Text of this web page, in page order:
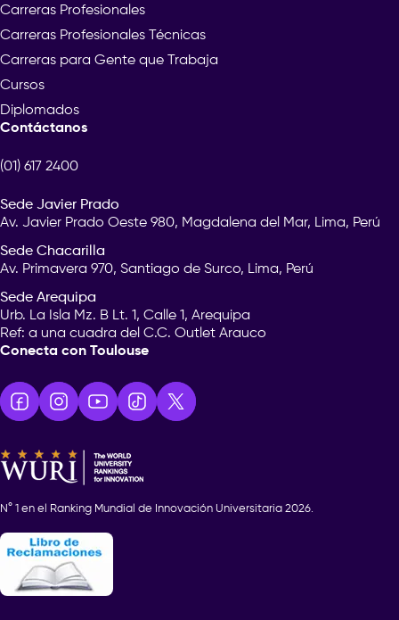
Carreras Profesionales
Carreras Profesionales Técnicas
Carreras para Gente que Trabaja
Cursos
Diplomados
Contáctanos
(01) 617 2400
Sede Javier Prado
Av. Javier Prado Oeste 980, Magdalena del Mar, Lima, Perú
Sede Chacarilla
Av. Primavera 970, Santiago de Surco, Lima, Perú
Sede Arequipa
Urb. La Isla Mz. B Lt. 1, Calle 1, Arequipa
Ref: a una cuadra del C.C. Outlet Arauco
Conecta con Toulouse
N° 1 en el Ranking Mundial de Innovación Universitaria 2026.